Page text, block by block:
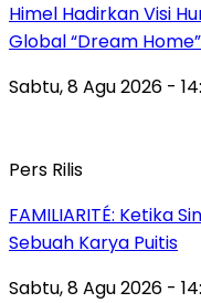
Himel Hadirkan Visi
Global “Dream Home”
Sabtu, 8 Agu 2026 -
Pers Rilis
FAMILIARITÉ: Ketika
Sebuah Karya Puitis
Sabtu, 8 Agu 2026 -